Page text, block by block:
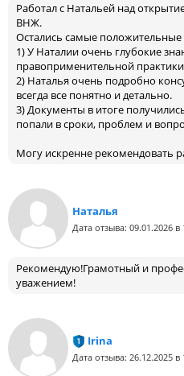
Работал с Натальей над
ВНЖ.
Остались самые положительные
1) У Наталии очень глубокие
правоприменительной практики
2) Наталья очень подробно
всегда все понятно и детально.
3) Документы в итоге
попали в сроки, проблем и
Могу искренне рекомендовать
Наталья
Дата отзыва: 09.01.2026 в
Рекомендую!Грамотный и
уважением!
Irina
Дата отзыва: 26.12.2025 в